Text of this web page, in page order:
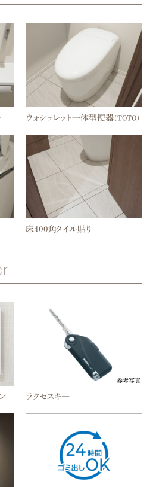
ウォシュレット一体型便器（TOTO）
床400角タイル貼り
参考写真
ラクセスキ―